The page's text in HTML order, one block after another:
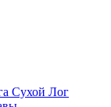
Сухой Лог